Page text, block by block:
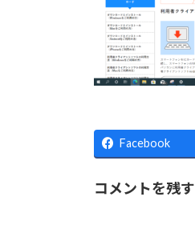
Facebook
コメントを残す